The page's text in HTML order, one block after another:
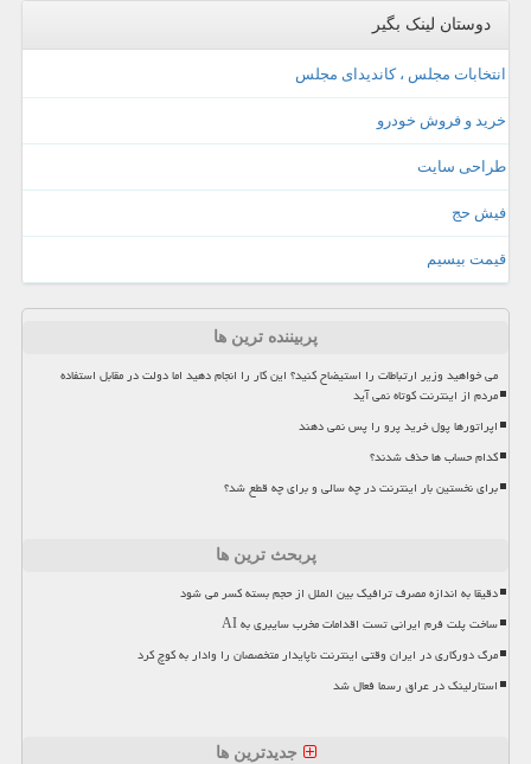
دوستان لینک بگیر
انتخابات مجلس ، کاندیدای مجلس
خرید و فروش خودرو
طراحی سایت
فیش حج
قیمت بیسیم
پربیننده ترین ها
می خواهید وزیر ارتباطات را استیضاح کنید؟ این کار را انجام دهید اما دولت در مقابل استفاده
مردم از اینترنت کوتاه نمی آید
اپراتورها پول خرید پرو را پس نمی دهند
کدام حساب ها حذف شدند؟
برای نخستین بار اینترنت در چه سالی و برای چه قطع شد؟
پربحث ترین ها
دقیقا به اندازه مصرف ترافیک بین الملل از حجم بسته کسر می شود
ساخت پلت فرم ایرانی تست اقدامات مخرب سایبری به AI
مرگ دورکاری در ایران وقتی اینترنت ناپایدار متخصصان را وادار به کوچ کرد
استارلینک در عراق رسما فعال شد
جدیدترین ها